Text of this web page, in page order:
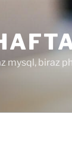
mysql, biraz